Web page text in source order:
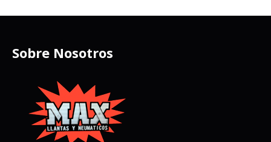
Sobre Nosotros